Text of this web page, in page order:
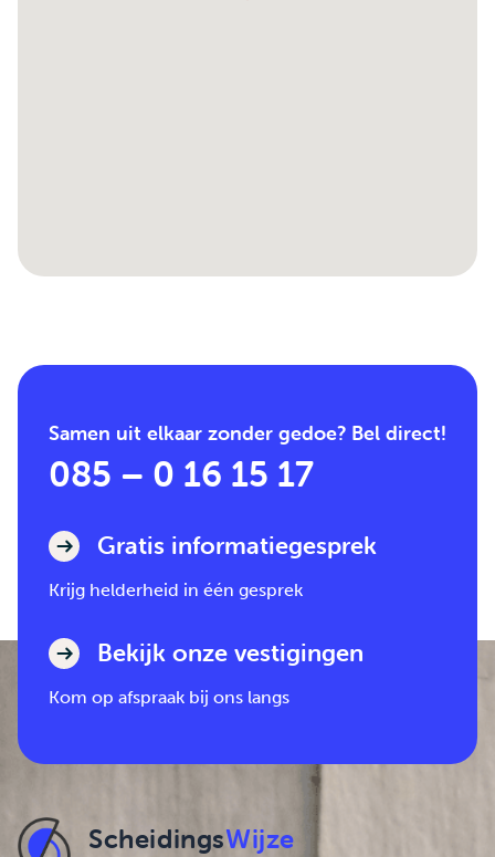
Samen uit elkaar zonder gedoe? Bel direct!
085 – 0 16 15 17
Gratis informatiegesprek
Krijg helderheid in één gesprek
Bekijk onze vestigingen
Kom op afspraak bij ons langs
ScheidingsWijze